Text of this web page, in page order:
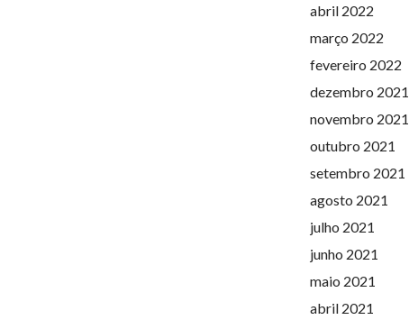
abril 2022
março 2022
fevereiro 2022
dezembro 2021
novembro 2021
outubro 2021
setembro 2021
agosto 2021
julho 2021
junho 2021
maio 2021
abril 2021